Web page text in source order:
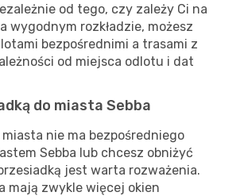
od tego, czy zależy Ci na
wygodnym rozkładzie, możesz
bezpośrednimi a trasami z
od miejsca odlotu i dat
do miasta Sebba
nie ma bezpośredniego
Sebba lub chcesz obniżyć
jest warta rozważenia.
mają zwykle więcej okien